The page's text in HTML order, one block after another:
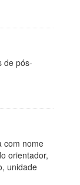
de pós-
com nome
orientador,
unidade